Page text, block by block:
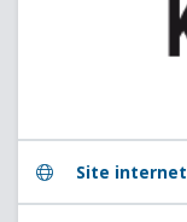
Site internet